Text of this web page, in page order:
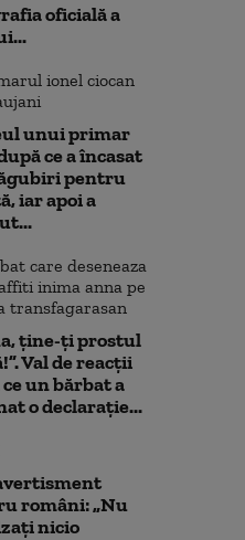
oficială a
unui primar
ce a încasat
pentru
iar apoi a
ţine-ţi prostul
Val de reacții
un bărbat a
o declarație...
români: „Nu
nicio